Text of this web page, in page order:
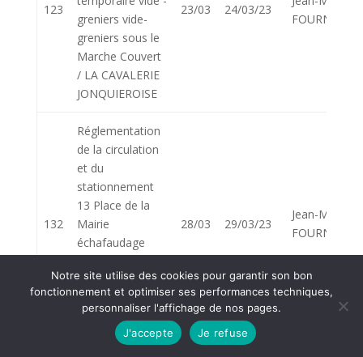
123
greniers vide-
greniers sous le
Marche Couvert
/ LA CAVALERIE
JONQUIEROISE
23/03 24/03/23
FOURNIER
132
Réglementation
de la circulation
et du
stationnement
13 Place de la
Mairie
échafaudage
toiture
(prolongation
jusqu’au 01/04
28/03 29/03/23
Jean-Marie
FOURNIER
Notre site utilise des cookies pour garantir son bon
fonctionnement et optimiser ses performances techniques,
personnaliser l'affichage de nos pages.
J'accepte
Je refuse